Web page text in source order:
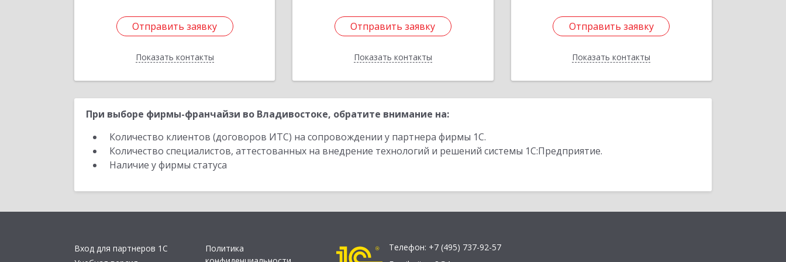
Отправить заявку
Показать контакты
Отправить заявку
Назад
Отправить заявку
Показать контакты
Отправить заявку
Назад
Отправить заявку
Показать контакты
Отправить заявку
Назад
При выборе фирмы-франчайзи во Владивостоке, обратите внимание на:
Количество клиентов (договоров ИТС) на сопровождении у партнера фирмы 1С.
Количество специалистов, аттестованных на внедрение технологий и решений системы 1С:Предприятие.
Наличие у фирмы статуса
Вход для партнеров 1С
Политика
Телефон: +7 (495) 737-92-57